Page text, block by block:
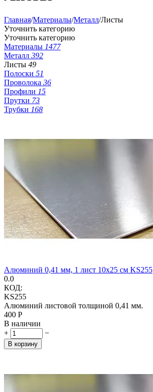
Главная/Материалы/Металл/Листы
Уточнить категорию
Уточнить категорию
Материалы 1477
Металл 392
Листы 49
Полоски 51
Проволока 36
Профили 15
Прутки 73
Трубки 168
Алюминий 0,41 мм, 1 лист 10х25 см KS255
0.0
КОД:
KS255
Алюминий листовой толщиной 0,41 мм.
‍400‍ Р
В наличии
+
−
В корзину